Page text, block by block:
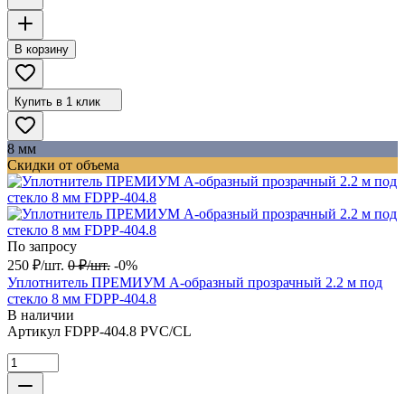
В корзину
Купить в 1 клик
8 мм
Скидки от объема
По запросу
250 ₽/шт. 0 ₽/шт. -0%
Уплотнитель ПРЕМИУМ А-образный прозрачный 2.2 м под
стекло 8 мм FDPP-404.8
В наличии
Артикул FDPP-404.8 PVC/CL